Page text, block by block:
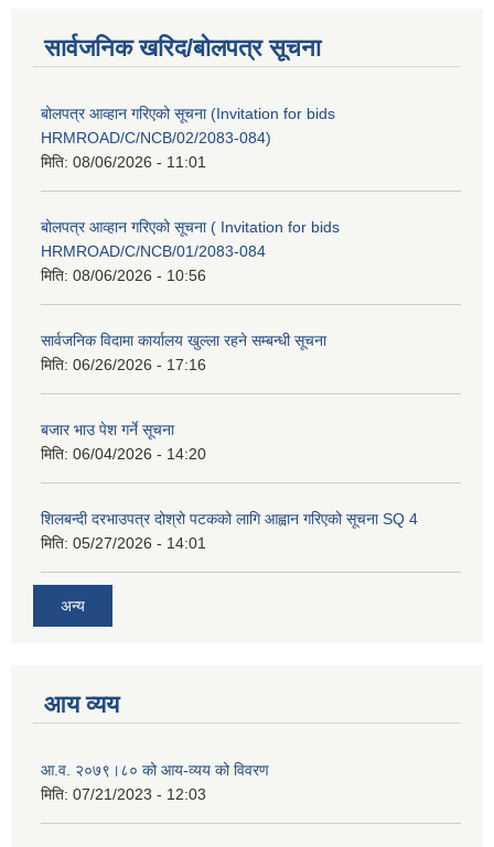
सार्वजनिक खरिद/बोलपत्र सूचना
बोलपत्र आव्हान गरिएको सूचना (Invitation for bids
HRMROAD/C/NCB/02/2083-084)
मिति: 08/06/2026 - 11:01
बोलपत्र आव्हान गरिएको सूचना ( Invitation for bids
HRMROAD/C/NCB/01/2083-084
मिति: 08/06/2026 - 10:56
सार्वजनिक विदामा कार्यालय खुल्ला रहने सम्बन्धी सूचना
मिति: 06/26/2026 - 17:16
बजार भाउ पेश गर्ने सूचना
मिति: 06/04/2026 - 14:20
शिलबन्दी दरभाउपत्र दोश्रो पटकको लागि आह्वान गरिएको सूचना SQ 4
मिति: 05/27/2026 - 14:01
अन्य
आय व्यय
आ.व. २०७९।८० को आय-व्यय को विवरण
मिति: 07/21/2023 - 12:03